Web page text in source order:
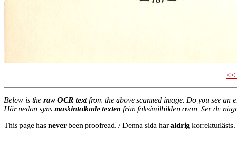
<<
Below is the raw OCR textfrom the above scanned image. Do you see an
Här nedan syns maskintolkade texten från faksimilbilden ovan. Ser du
This page has never been proofread. / Denna sida haraldrig korrekturlästs.